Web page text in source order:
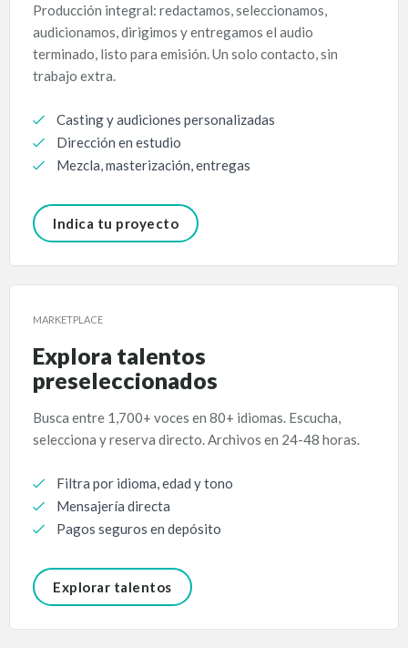
Producción integral: redactamos, seleccionamos,
audicionamos, dirigimos y entregamos el audio
terminado, listo para emisión. Un solo contacto, sin
trabajo extra.
Casting y audiciones personalizadas
Dirección en estudio
Mezcla, masterización, entregas
Indica tu proyecto
MARKETPLACE
Explora talentos
preseleccionados
Busca entre 1,700+ voces en 80+ idiomas. Escucha,
selecciona y reserva directo. Archivos en 24-48 horas.
Filtra por idioma, edad y tono
Mensajería directa
Pagos seguros en depósito
Explorar talentos